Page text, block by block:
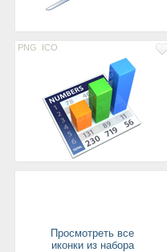
PNG ICO
Просмотреть все
иконки из набора